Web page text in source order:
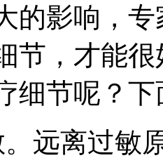
的影响，
节，才能
细节呢？
远离过敏